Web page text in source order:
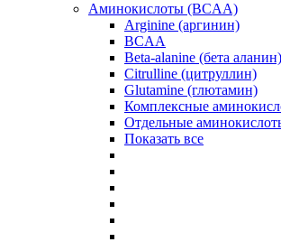
Аминокислоты (BCAA)
Arginine (аргинин)
BCAA
Beta-alanine (бета аланин)
Citrulline (цитруллин)
Glutamine (глютамин)
Комплексные
Отдельные
Показать все